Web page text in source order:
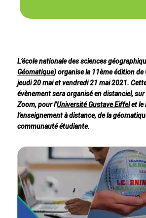
L’école nationale des sciences
Géomatique) organise la 11ème édition de
jeudi 20 mai et vendredi 21 mai 2021.
évènement sera organisé en distanciel,
Zoom, pour l’Université Gustave Eiffelet le
l’enseignement à distance, de la
communauté étudiante.